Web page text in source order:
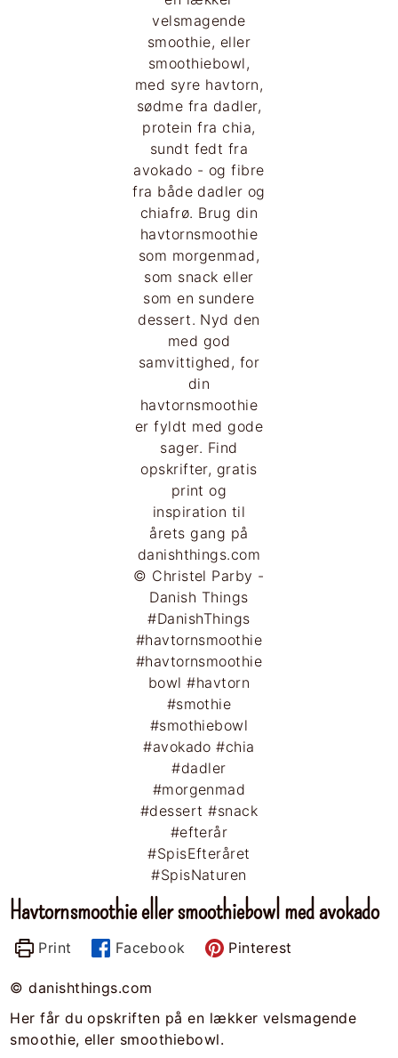
Havtornsmoothie eller smoothiebowl med avokado
Print Facebook Pinterest
© danishthings.com
Her får du opskriften på en lækker velsmagende
smoothie, eller smoothiebowl.